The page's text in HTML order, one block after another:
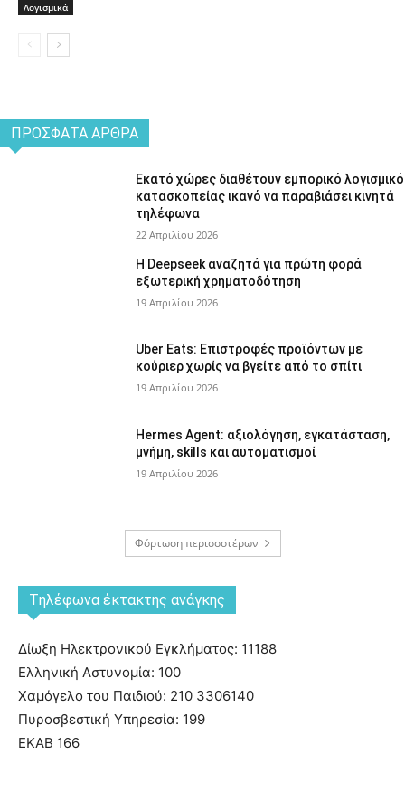
Λογισμικά
ΠΡΌΣΦΑΤΑ ΆΡΘΡΑ
Εκατό χώρες διαθέτουν εμπορικό λογισμικό
κατασκοπείας ικανό να παραβιάσει κινητά
τηλέφωνα
22 Απριλίου 2026
Η Deepseek αναζητά για πρώτη φορά
εξωτερική χρηματοδότηση
19 Απριλίου 2026
Uber Eats: Επιστροφές προϊόντων με
κούριερ χωρίς να βγείτε από το σπίτι
19 Απριλίου 2026
Hermes Agent: αξιολόγηση, εγκατάσταση,
μνήμη, skills και αυτοματισμοί
19 Απριλίου 2026
Φόρτωση περισσοτέρων
Tηλέφωνα έκτακτης ανάγκης
Δίωξη Ηλεκτρονικού Εγκλήματος: 11188
Ελληνική Αστυνομία: 100
Χαμόγελο του Παιδιού: 210 3306140
Πυροσβεστική Υπηρεσία: 199
ΕΚΑΒ 166